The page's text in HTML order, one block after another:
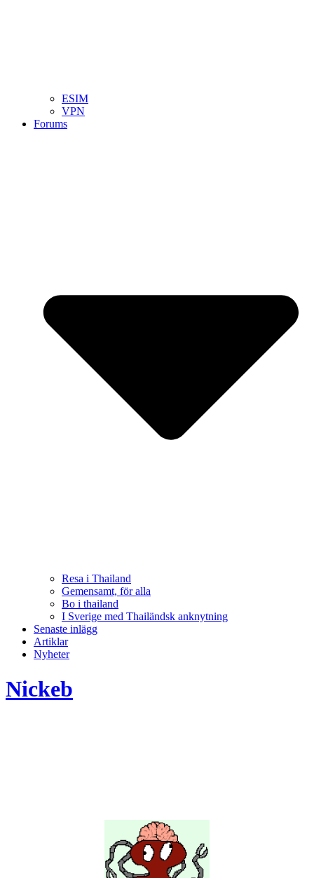
ESIM
VPN
Forums
Resa i Thailand
Gemensamt, för alla
Bo i thailand
I Sverige med Thailändsk anknytning
Senaste inlägg
Artiklar
Nyheter
Nickeb